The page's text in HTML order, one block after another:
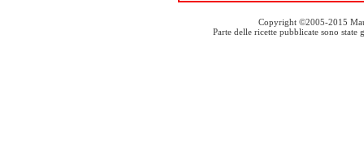
Copyright ©2005-2015
Parte delle ricette pubblicate sono state